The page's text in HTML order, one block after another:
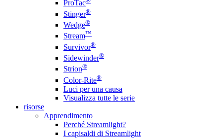
ProTac
Stinger®
Wedge®
Stream™
Survivor®
Sidewinder®
Strion®
Color-Rite®
Luci per una causa
Visualizza tutte le serie
risorse
Apprendimento
Perché Streamlight?
I capisaldi di Streamlight